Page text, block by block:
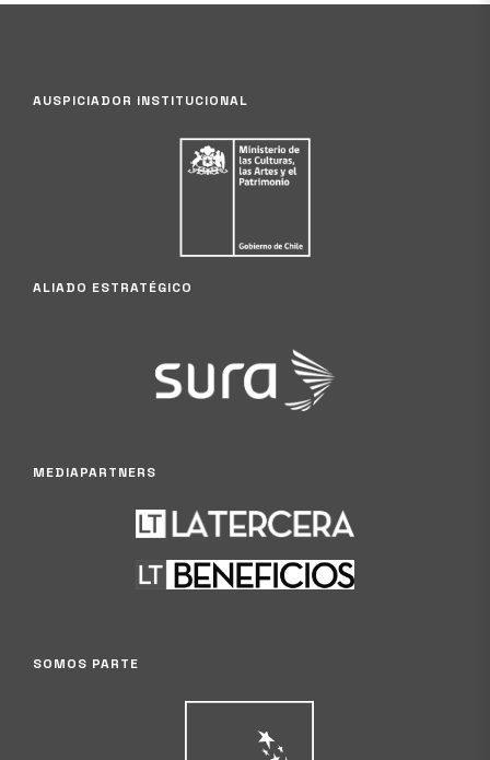
AUSPICIADOR INSTITUCIONAL
ALIADO ESTRATÉGICO
MEDIAPARTNERS
SOMOS PARTE